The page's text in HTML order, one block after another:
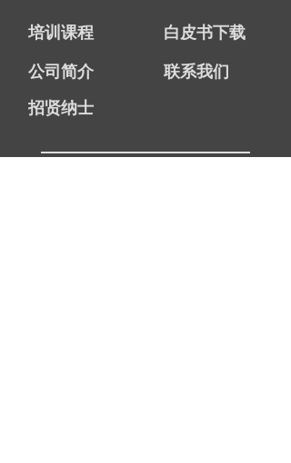
培训课程 白皮书下载
公司简介
联系我们
招贤纳士